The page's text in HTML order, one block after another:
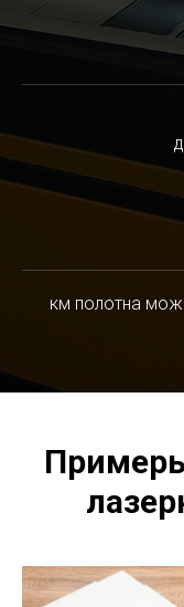
км полотна